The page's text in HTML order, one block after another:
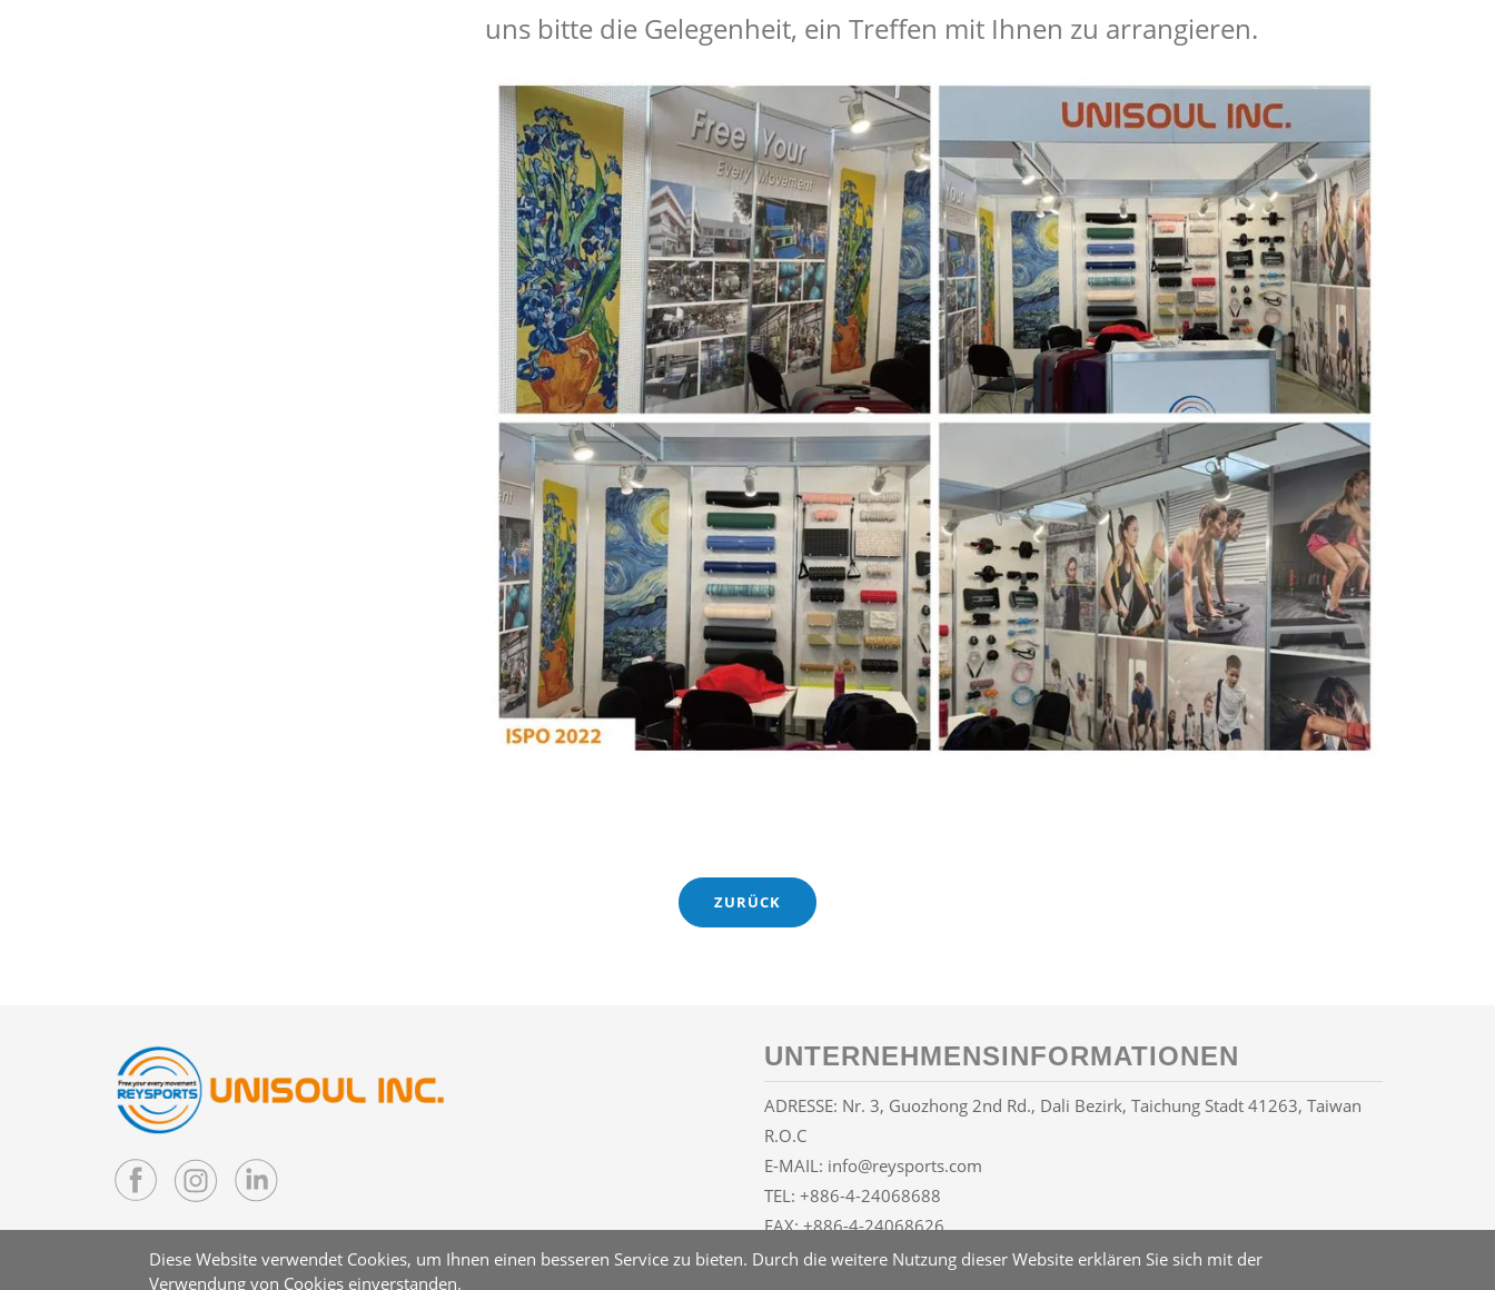
uns bitte die Gelegenheit, ein Treffen mit Ihnen zu arrangieren.
ZURÜCK
Diese Website verwendet Cookies, um Ihnen einen besseren Service zu bieten. Durch die weitere Nutzung dieser Website erklären Sie sich mit der
Verwendung von Cookies einverstanden.
UNTERNEHMENSINFORMATIONEN
ADRESSE: Nr. 3, Guozhong 2nd Rd., Dali Bezirk, Taichung Stadt 41263, Taiwan
R.O.C
E-MAIL: info@reysports.com
TEL: +886-4-24068688
FAX: +886-4-24068626